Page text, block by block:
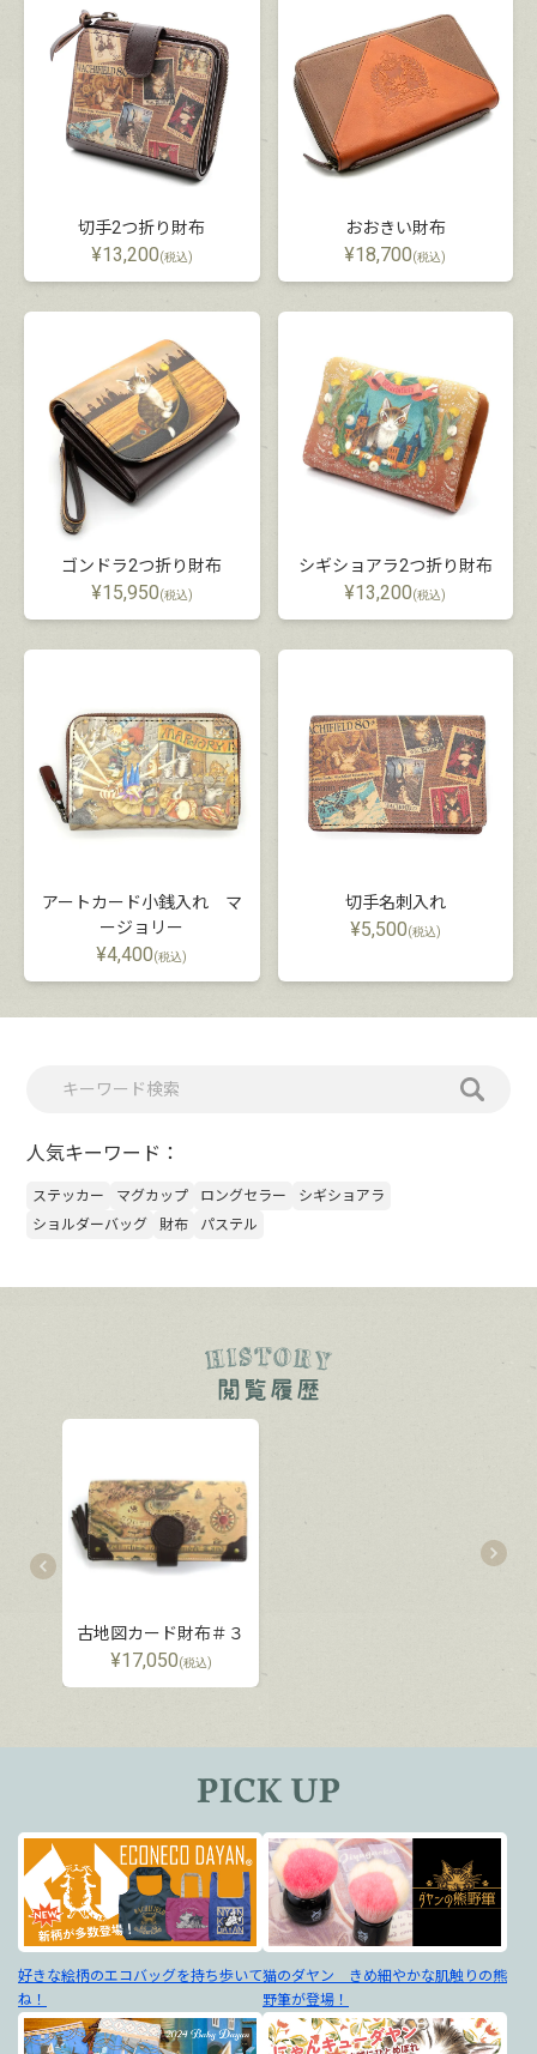
切手2つ折り財布
¥13,200(税込)
おおきい財布
¥18,700(税込)
ゴンドラ2つ折り財布
¥15,950(税込)
シギショアラ2つ折り財布
¥13,200(税込)
アートカード小銭入れ マ
ージョリー
¥4,400(税込)
切手名刺入れ
¥5,500(税込)
人気キーワード：
ステッカー マグカップ ロングセラー
シギショアラ
ショルダーバッグ
財布 パステル
古地図カード財布＃３
¥17,050(税込)
好きな絵柄のエコバッグを持ち歩いて
ね！
猫のダヤン きめ細やかな肌触りの熊
野筆が登場！